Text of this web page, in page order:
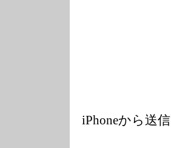
iPhoneから送信